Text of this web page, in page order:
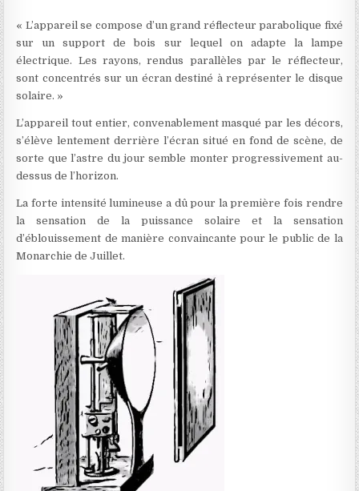
« L’appareil se compose d’un grand réflecteur parabolique fixé
sur un support de bois sur lequel on adapte la lampe
électrique. Les rayons, rendus parallèles par le réflecteur,
sont concentrés sur un écran destiné à représenter le disque
solaire. »
L’appareil tout entier, convenablement masqué par les décors,
s’élève lentement derrière l’écran situé en fond de scène, de
sorte que l’astre du jour semble monter progressivement au-
dessus de l’horizon.
La forte intensité lumineuse a dû pour la première fois rendre
la sensation de la puissance solaire et la sensation
d’éblouissement de manière convaincante pour le public de la
Monarchie de Juillet.